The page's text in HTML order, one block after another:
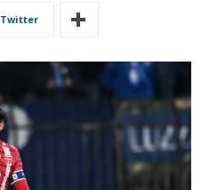
Twitter